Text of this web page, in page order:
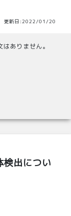
新日:2022/01/20
ありません。
検出につい